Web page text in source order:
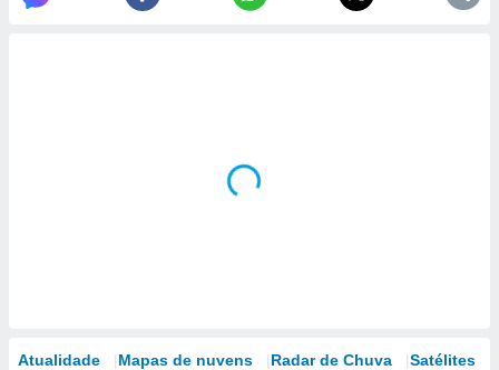
Atualidade Mapas de nuvens Radar de Chuva Satélites